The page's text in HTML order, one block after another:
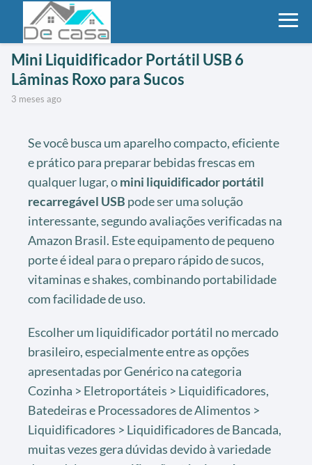
Mini Liquidificador Portátil USB 6
Lâminas Roxo para Sucos
3 meses ago
Se você busca um aparelho compacto, eficiente
e prático para preparar bebidas frescas em
qualquer lugar, omini liquidificador portátil
recarregável USB pode ser uma solução
interessante, segundo avaliações verificadas na
Amazon Brasil. Este equipamento de pequeno
porte é ideal para o preparo rápido de sucos,
vitaminas e shakes, combinando portabilidade
com facilidade de uso.
Escolher um liquidificador portátil no mercado
brasileiro, especialmente entre as opções
apresentadas por Genérico na categoria
Cozinha > Eletroportáteis > Liquidificadores,
Batedeiras e Processadores de Alimentos >
Liquidificadores > Liquidificadores de Bancada,
muitas vezes gera dúvidas devido à variedade